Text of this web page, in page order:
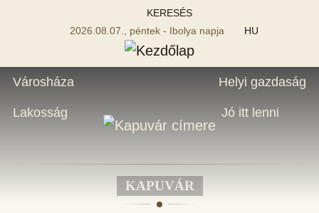
KERESÉS
2026.08.07., péntek - Ibolya napja
HU
Városháza
Lakosság
Helyi gazdaság
Jó itt lenni
KAPUVÁR